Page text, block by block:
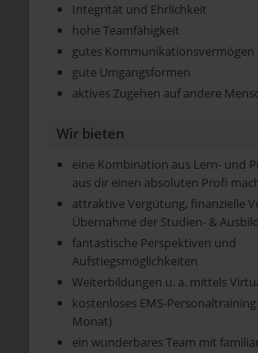
Integrität und Ehrlichkeit
hohe Teamfähigkeit
gutes Kommunikationsvermögen
gute Umgangsformen
aktives Zugehen auf andere
Wir bieten
eine Kombination aus Lern- und
aus dir einen absoluten Profi
attraktive Vergütung, finanzielle
Übernahme der Studien- &
fantastische Perspektiven und
Aufstiegsmöglichkeiten
Weiterbildungen u. a. mittels
kostenloses EMS-
Monat)
ein wunderbares Team mit